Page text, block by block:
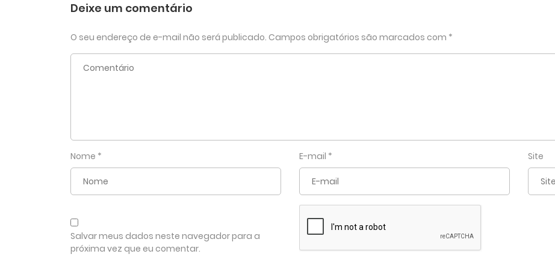
Deixe um comentário
O seu endereço de e-mail não será publicado. Campos obrigatórios são marcados com *
Nome * E-mail * Site
Salvar meus dados neste navegador para a
próxima vez que eu comentar.